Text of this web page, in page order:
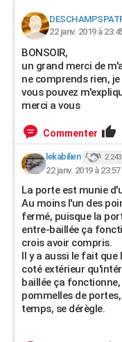
22 janv. 2019 à
BONSOIR,
un grand merci de
ne comprends rien,
vous pouvez
merci a vous
Commenter
lekabilien 2 243
22 janv. 2019 à 23:57
La porte est munie
Au moins l'un des
fermé, puisque la
entre-baillée ça
crois avoir compris.
Il y a aussi le fait que
coté extérieur
baillée ça
pommelles de
temps, se dérègle.